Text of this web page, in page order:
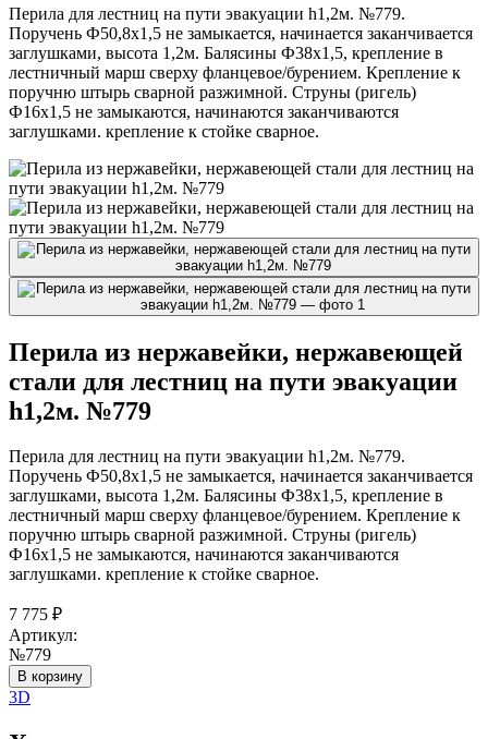
Перила для лестниц на пути эвакуации h1,2м. №779.
Поручень Ф50,8х1,5 не замыкается, начинается заканчивается
заглушками, высота 1,2м. Балясины Ф38х1,5, крепление в
лестничный марш сверху фланцевое/бурением. Крепление к
поручню штырь сварной разжимной. Струны (ригель)
Ф16х1,5 не замыкаются, начинаются заканчиваются
заглушками. крепление к стойке сварное.
Перила из нержавейки, нержавеющей
стали для лестниц на пути эвакуации
h1,2м. №779
Перила для лестниц на пути эвакуации h1,2м. №779.
Поручень Ф50,8х1,5 не замыкается, начинается заканчивается
заглушками, высота 1,2м. Балясины Ф38х1,5, крепление в
лестничный марш сверху фланцевое/бурением. Крепление к
поручню штырь сварной разжимной. Струны (ригель)
Ф16х1,5 не замыкаются, начинаются заканчиваются
заглушками. крепление к стойке сварное.
7 775 ₽
Артикул:
№779
В корзину
3D